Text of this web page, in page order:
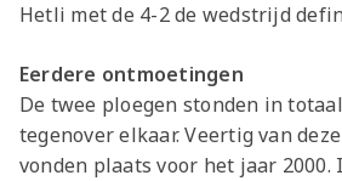
Hetli met de 4-2 de wedstrijd
Eerdere ontmoetingen
De twee ploegen stonden in
tegenover elkaar. Veertig van
vonden plaats voor het jaar 2000.